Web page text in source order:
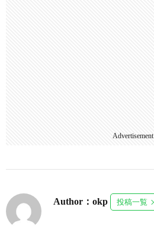
Advertisement
Author：okp 投稿一覧